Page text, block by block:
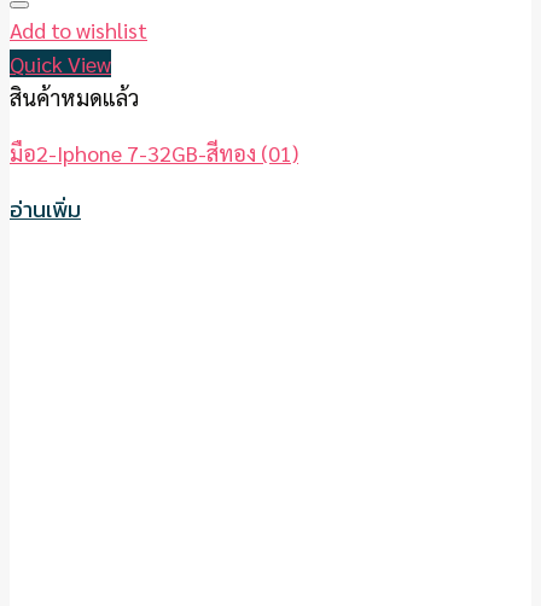
Add to wishlist
Quick View
สินค้าหมดแล้ว
มือ2-Iphone 7-32GB-สีทอง (01)
อ่านเพิ่ม